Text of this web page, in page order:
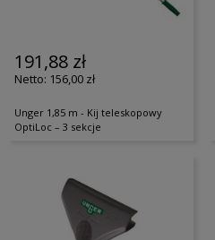
191,88 zł
156,00 zł
Unger 1,85 m - Kij teleskopowy
OptiLoc – 3 sekcje